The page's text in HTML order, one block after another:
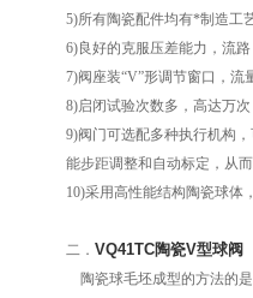
5)所有陶瓷配件均有*制造工
6)良好的克服压差能力，流
7)阀座装“V”形调节窗口，
8)启闭试验次数多，高达万
9)阀门可选配多种执行机构
能步距调整和自动标定，从
10)采用高性能结构陶瓷球体
二． VQ41TC陶瓷V型球阀
陶瓷球毛坯成型的方法的